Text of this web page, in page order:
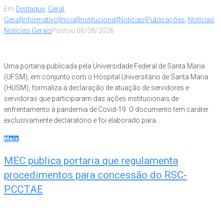
Em Destaque, Geral ,
Geral|Informativo|Inicial|Institucional|Notícias|Publicações, Notícias,
Notícias GeraisPostou 06/08/2026
Uma portaria publicada pela Universidade Federal de Santa Maria
(UFSM), em conjunto com o Hospital Universitário de Santa Maria
(HUSM), formaliza a declaração de atuação de servidores e
servidoras que participaram das ações institucionais de
enfrentamento à pandemia de Covid-19. O documento tem caráter
exclusivamente declaratório e foi elaborado para...
Mais
MEC publica portaria que regulamenta
procedimentos para concessão do RSC-
PCCTAE